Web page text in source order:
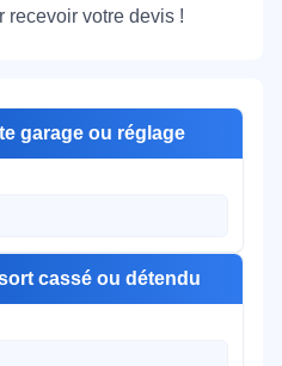
recevoir votre devis !
garage ou réglage
cassé ou détendu